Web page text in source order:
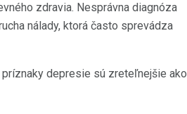
zdravia. Nesprávna diagnóza
nálady, ktorá často sprevádza
depresie sú zreteľnejšie ako